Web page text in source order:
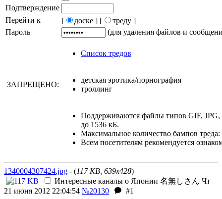
Подтверждение
Перейти к
[ доске ] [
треду ]
Пароль
(для удаления файлов и
Список тредов
ЗАПРЕЩЕНО:
детская эротика/порнография
троллинг
Поддерживаются файлы типов GIF, JPG,
до 1536 кБ.
Максимальное количество бампов треда:
Всем посетителям рекомендуется
1340004307424.jpg - (117 KB, 639x428)
Интересные каналы о Японии 名無しさん Чт
21 июня 2012 22:04:54 №20130
#1